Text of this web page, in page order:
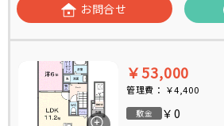
お問合せ
￥53,000
管理費： ￥4,400
敷金 ￥0